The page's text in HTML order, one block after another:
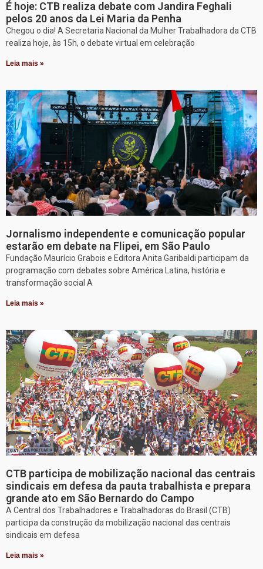
É hoje: CTB realiza debate com Jandira Feghali
pelos 20 anos da Lei Maria da Penha
Chegou o dia! A Secretaria Nacional da Mulher Trabalhadora da CTB
realiza hoje, às 15h, o debate virtual em celebração
Leia mais »
Jornalismo independente e comunicação popular
estarão em debate na Flipei, em São Paulo
Fundação Maurício Grabois e Editora Anita Garibaldi participam da
programação com debates sobre América Latina, história e
transformação social A
Leia mais »
CTB participa de mobilização nacional das centrais
sindicais em defesa da pauta trabalhista e prepara
grande ato em São Bernardo do Campo
A Central dos Trabalhadores e Trabalhadoras do Brasil (CTB)
participa da construção da mobilização nacional das centrais
sindicais em defesa
Leia mais »